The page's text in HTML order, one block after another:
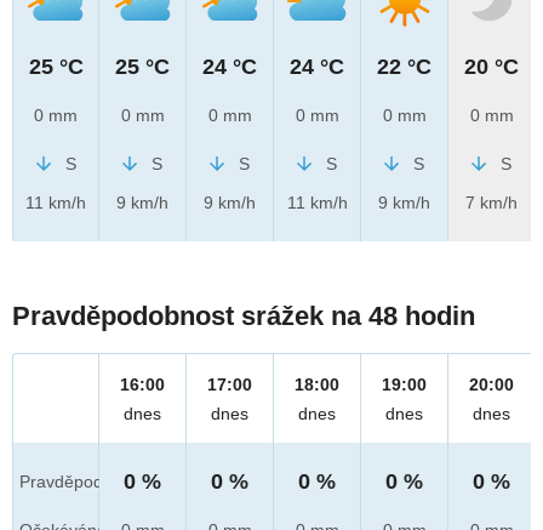
25 °C
0 mm
S
11 km/h
25 °C
0 mm
S
9 km/h
24 °C
0 mm
S
9 km/h
24 °C
0 mm
S
11 km/h
22 °C
0 mm
S
9 km/h
20 °C
0 mm
S
7 km/h
Pravděpodobnost srážek na 48 hodin
Pravděpod.
16:00
dnes
0 %
17:00
dnes
0 %
18:00
dnes
0 %
19:00
dnes
0 %
20:00
dnes
0 %